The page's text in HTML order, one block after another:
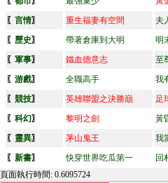
〖 言情〗 重生福妻有空間 夫
〖 歷史〗 帶著倉庫到大明 明
〖 軍事〗 鐵血德意志 至
〖 游戲〗 全職高手 我
〖 競技〗 英雄聯盟之決勝巔 足
〖 科幻〗 黎明之劍 黃
〖 靈異〗 茅山鬼王 我
〖 新書〗 快穿世界吃瓜第一 回
頁面執行時間: 0.6095724